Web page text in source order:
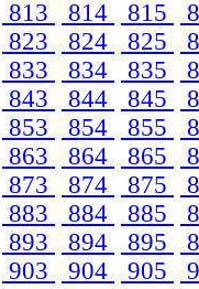
813 814 815
823 824 825
833 834 835
843 844 845
853 854 855
863 864 865
873 874 875
883 884 885
893 894 895
903 904 905